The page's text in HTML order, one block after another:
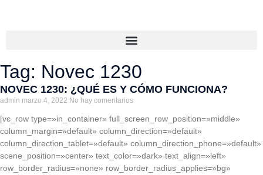
Tag: Novec 1230
NOVEC 1230: ¿QUÉ ES Y CÓMO FUNCIONA?
admin marzo 4, 2022 No hay comentarios
[vc_row type=»in_container» full_screen_row_position=»middle»
column_margin=»default» column_direction=»default»
column_direction_tablet=»default» column_direction_phone=»default»
scene_position=»center» text_color=»dark» text_align=»left»
row_border_radius=»none» row_border_radius_applies=»bg»